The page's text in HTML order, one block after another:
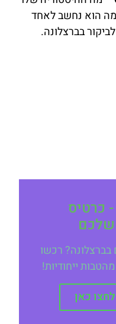
הוא נחשב לאחד
בברצלונה.
כרטיס
שלכם
בברצלונה? רכשו
ייחודיות!
כאן